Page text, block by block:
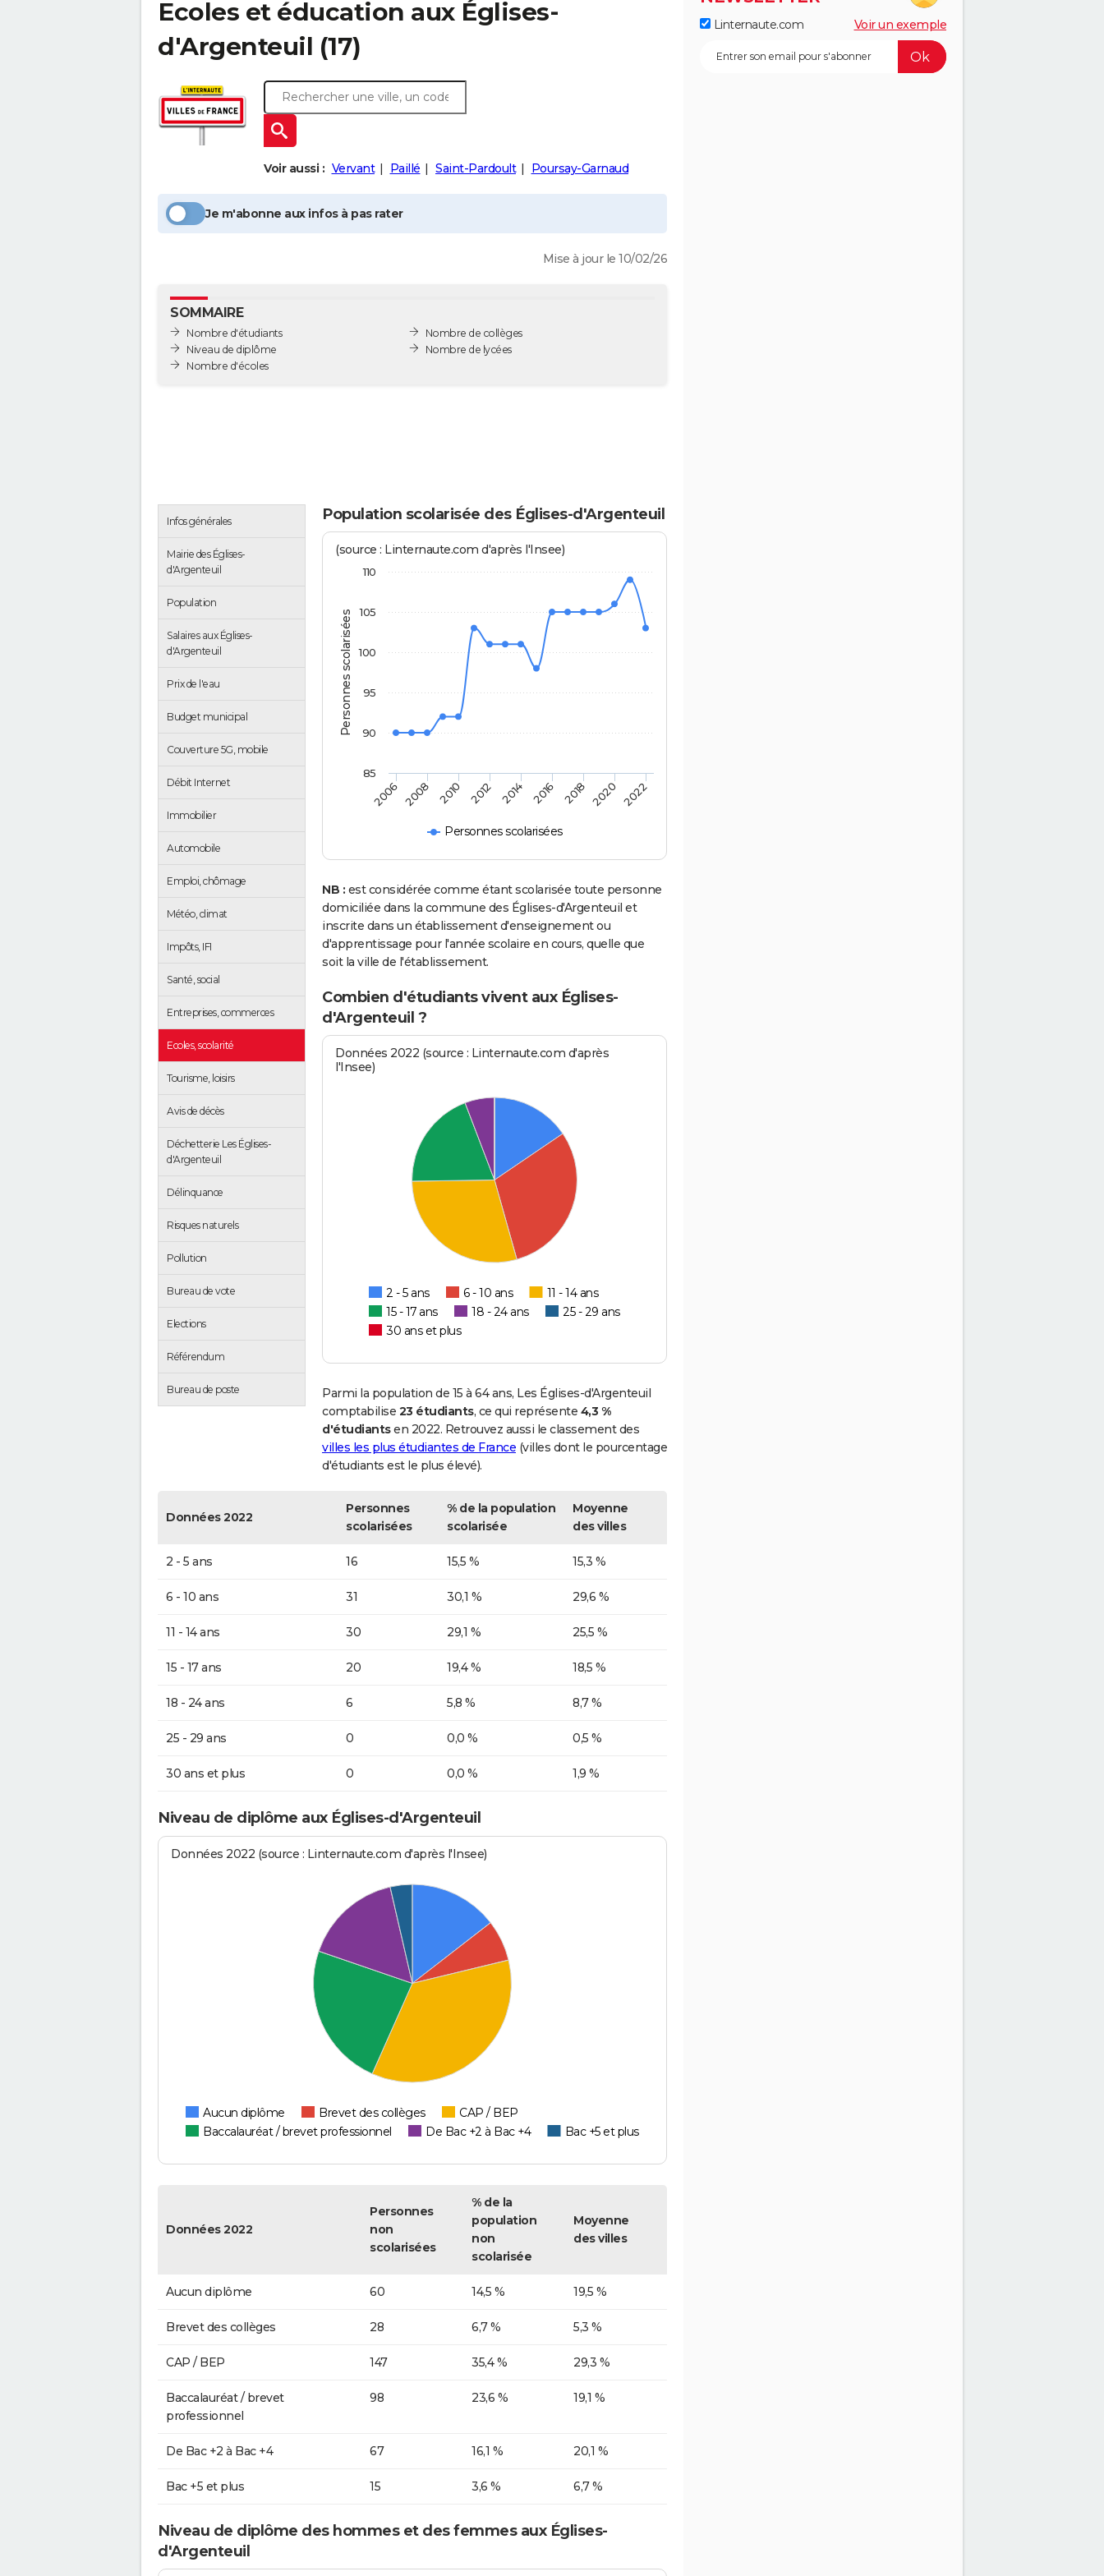
Ecoles et éducation aux Églises-
d'Argenteuil (17)
Voir aussi : Vervant Paillé Saint-Pardoult Poursay-Garnaud
Je m'abonne aux infos à pas rater
Mise à jour le 10/02/26
SOMMAIRE
Nombre d'étudiants
Niveau de diplôme
Nombre d'écoles
Nombre de collèges
Nombre de lycées
Infos générales
Mairie des Églises-
d'Argenteuil
Population
Salaires aux Églises-
d'Argenteuil
Prix de l'eau
Budget municipal
Couverture 5G, mobile
Débit Internet
Immobilier
Automobile
Emploi, chômage
Météo, climat
Impôts, IFI
Santé, social
Entreprises, commerces
Ecoles, scolarité
Tourisme, loisirs
Avis de décès
Déchetterie Les Églises-
d'Argenteuil
Délinquance
Risques naturels
Pollution
Bureau de vote
Elections
Référendum
Bureau de poste
Population scolarisée des Églises-d'Argenteuil
Personnes scolarisées
(source : Linternaute.com d'après l'Insee)
Personnes scolarisées
2006 2008 2010 2012 2014 2016 2018 2020 2022
85
90
95
100
105
110
NB : est considérée comme étant scolarisée toute personne
domiciliée dans la commune des Églises-d'Argenteuil et
inscrite dans un établissement d'enseignement ou
d'apprentissage pour l'année scolaire en cours, quelle que
soit la ville de l'établissement.
Combien d'étudiants vivent aux Églises-
d'Argenteuil ?
Données 2022 (source : Linternaute.com d'après
l'Insee)
2 - 5 ans 6 - 10 ans
11 - 14 ans
15 - 17 ans
18 - 24 ans
25 - 29 ans
30 ans et plus
Parmi la population de 15 à 64 ans, Les Églises-d'Argenteuil
comptabilise 23 étudiants, ce qui représente 4,3 %
d'étudiantsen 2022. Retrouvez aussi le classement des
villes les plus étudiantes de France (villes dont le pourcentage
d'étudiants est le plus élevé).
Données 2022
Personnes
scolarisées
% de la population
scolarisée
Moyenne
des villes
2 - 5 ans 16 15,5 % 15,3 %
6 - 10 ans 31 30,1 % 29,6 %
11 - 14 ans 30 29,1 % 25,5 %
15 - 17 ans 20 19,4 % 18,5 %
18 - 24 ans 6 5,8 % 8,7 %
25 - 29 ans 0 0,0 % 0,5 %
30 ans et plus 0 0,0 % 1,9 %
Niveau de diplôme aux Églises-d'Argenteuil
Données 2022 (source : Linternaute.com d'après l'Insee)
Aucun diplôme Brevet des collèges
CAP / BEP
Baccalauréat / brevet professionnel
De Bac +2 à Bac +4 Bac +5 et plus
Données 2022
Personnes
non
scolarisées
% de la
population
non
scolarisée
Moyenne
des villes
Aucun diplôme 60 14,5 % 19,5 %
Brevet des collèges 28 6,7 % 5,3 %
CAP / BEP 147 35,4 % 29,3 %
Baccalauréat / brevet
professionnel
98 23,6 % 19,1 %
De Bac +2 à Bac +4 67 16,1 % 20,1 %
Bac +5 et plus 15 3,6 % 6,7 %
Niveau de diplôme des hommes et des femmes aux Églises-
d'Argenteuil
Linternaute.com Voir un exemple